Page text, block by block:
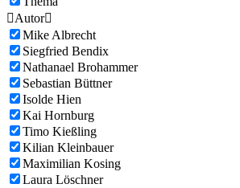
Autor
Mike Albrecht
Siegfried Bendix
Nathanael Brohammer
Sebastian Büttner
Isolde Hien
Kai Hornburg
Timo Kießling
Kilian Kleinbauer
Maximilian Kosing
Laura Löschner